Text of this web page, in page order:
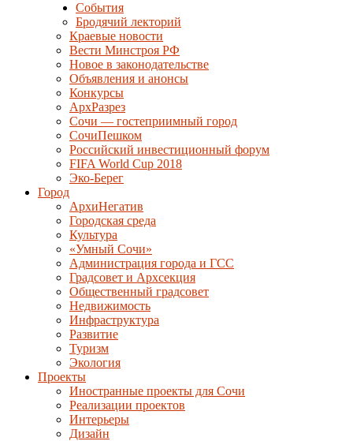
События
Бродячий лекторий
Краевые новости
Вести Минстроя РФ
Новое в законодательстве
Объявления и анонсы
Конкурсы
АрхРазрез
Сочи — гостеприимный город
СочиПешком
Российский инвестиционный форум
FIFA World Cup 2018
Эко-Берег
Город
АрхиНегатив
Городская среда
Культура
«Умный Сочи»
Администрация города и ГСС
Градсовет и Архсекция
Общественный градсовет
Недвижимость
Инфраструктура
Развитие
Туризм
Экология
Проекты
Иностранные проекты для Сочи
Реализации проектов
Интерьеры
Дизайн